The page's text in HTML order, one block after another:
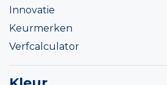
Innovatie
Keurmerken
Verfcalculator